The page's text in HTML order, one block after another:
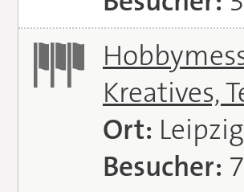
Kreatives,
Ort:
Besucher: